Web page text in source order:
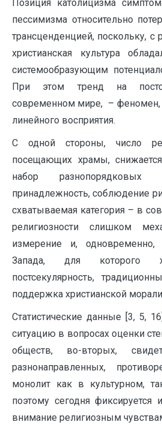
Позиция католицизма
пессимизма относительно
трансценденцией, поскольку, с
христианская культура
системообразующим
При этом тренд на
современном мире, – феномен,
линейного восприятия.
С одной стороны, число
посещающих храмы,
набор разнопорядковых
принадлежность, соблюдение
схватываемая категория – в
религиозности слишком
измерение и, одновременно,
Запада, для которого
постсекулярность,
поддержка христианской
Статистические данные [3, 5,
ситуацию в вопросах оценки
обществ, во-вторых,
разнонаправленных,
монолит как в культурном,
поэтому сегодня
внимание религиозным